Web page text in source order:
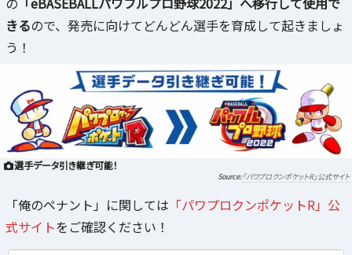
きるので、発売に向けてどんどん選手を育成して起きましょ
う！
選手データ引き継ぎ可能！
「パワプロクンポケットR」公式サイト
「俺のペナント」に関しては 「パワプロクンポケットR」公
式サイトをご確認ください！